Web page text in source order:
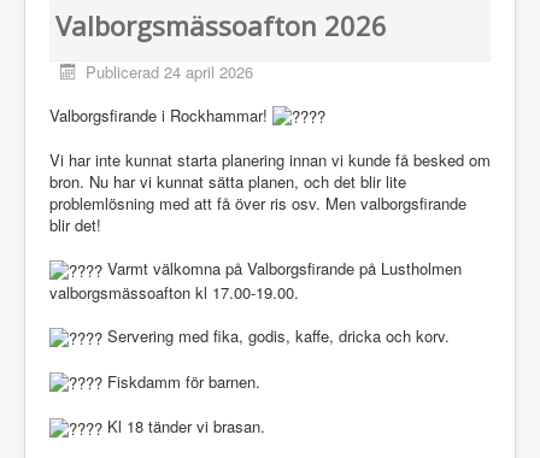
Valborgsmässoafton 2026
Publicerad 24 april 2026
Valborgsfirande i Rockhammar!
Vi har inte kunnat starta planering innan vi kunde få besked om
bron. Nu har vi kunnat sätta planen, och det blir lite
problemlösning med att få över ris osv. Men valborgsfirande
blir det!
Varmt välkomna på Valborgsfirande på Lustholmen
valborgsmässoafton kl 17.00-19.00.
Servering med fika, godis, kaffe, dricka och korv.
Fiskdamm för barnen.
Kl 18 tänder vi brasan.